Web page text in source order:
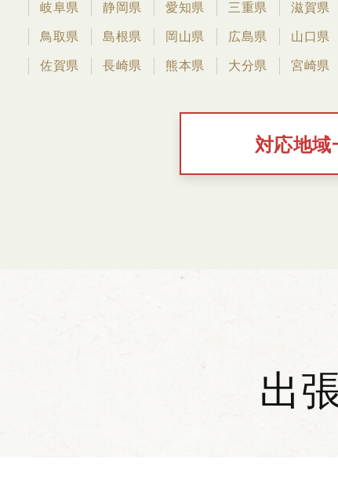
岐阜県 静岡県 愛知県 三重県 滋賀県
鳥取県 島根県 岡山県 広島県 山口県
佐賀県 長崎県 熊本県 大分県 宮崎県
対応地域
出